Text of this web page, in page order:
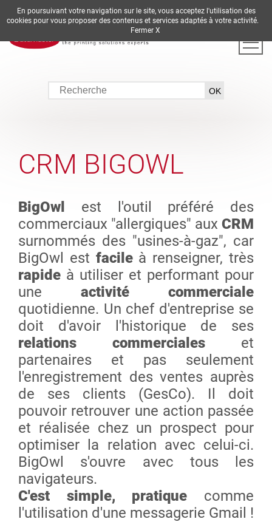
DE EN ES FR IT
CRM BIGOWL
BigOwl est l'outil préféré des
commerciaux "allergiques" aux CRM
surnommés des "usines-à-gaz", car
BigOwl est facile à renseigner, très
rapide à utiliser et performant pour
une activité commerciale
quotidienne. Un chef d'entreprise se
doit d'avoir l'historique de ses
relations commerciales et
partenaires et pas seulement
l'enregistrement des ventes auprès
de ses clients (GesCo). Il doit
pouvoir retrouver une action passée
et réalisée chez un prospect pour
optimiser la relation avec celui-ci.
BigOwl s'ouvre avec tous les
navigateurs.
C'est simple, pratique comme
l'utilisation d'une messagerie Gmail !
En poursuivant votre navigation sur le site, vous acceptez l'utilisation des
cookies pour vous proposer des contenus et services adaptés à votre activité.
Fermer X